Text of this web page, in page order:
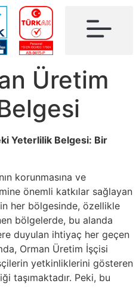
Üretim
Yeterlilik Belgesi: Bir
korunmasına ve
önemli katkılar sağlayan
her bölgesinde, özellikle
bölgelerde, bu alanda
duyulan ihtiyaç her geçen
Orman Üretim İşçisi
yetkinliklerini gösteren
taşımaktadır. Peki, bu